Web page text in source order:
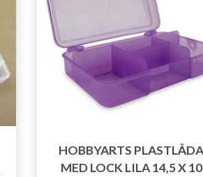
HOBBYARTS PLASTLÅDA
MED LOCK LILA 14,5 X 10